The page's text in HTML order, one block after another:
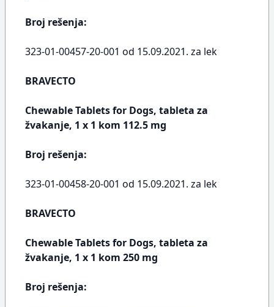
Broj rešenja:
323-01-00457-20-001 od 15.09.2021. za lek
BRAVECTO
Chewable Tablets for Dogs, tableta za
žvakanje, 1 x 1 kom 112.5 mg
Broj rešenja:
323-01-00458-20-001 od 15.09.2021. za lek
BRAVECTO
Chewable Tablets for Dogs, tableta za
žvakanje, 1 x 1 kom 250 mg
Broj rešenja: